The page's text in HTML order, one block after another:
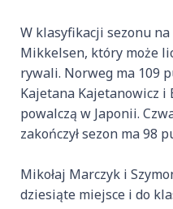
W klasyfikacji sezonu na
Mikkelsen, który może
rywali. Norweg ma 109
Kajetana Kajetanowicz
powalczą w Japonii.
zakończył sezon ma 98
Mikołaj Marczyk i
dziesiąte miejsce i do